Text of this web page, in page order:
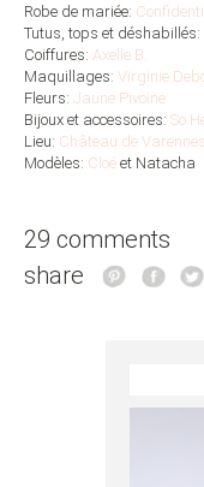
Robe de mariée:
Tutus, tops et déshabillés:
Coiffures: Axelle B.
Maquillages: Virginie
Fleurs: Jaune Pivoine
Bijoux et accessoires: So
Lieu: Château de Varennes
Modèles: Cloé et Natacha
29 comments
share